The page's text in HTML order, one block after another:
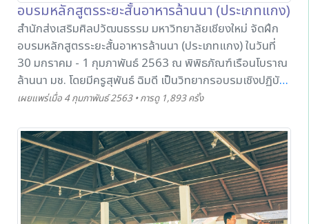
อบรมหลักสูตรระยะสั้นอาหารล้านนา (ประเภทแกง)
สำนักส่งเสริมศิลปวัฒนธรรม มหาวิทยาลัยเชียงใหม่ จัดฝึก
อบรมหลักสูตรระยะสั้นอาหารล้านนา (ประเภทแกง) ในวันที่
30 มกราคม - 1 กุมภาพันธ์ 2563 ณ พิพิธภัณฑ์เรือนโบราณ
ล้านนา มช. โดยมีครูสุพันธ์ ฉิมดี เป็นวิทยากรอบรมเชิงปฏิบัติ
การเกี่ยวกับวิธีทำอาหารและเทคนิคในการทำอาหารล้านนา
ใส่จิ๊นไก่ ให้แก่ผู้เข้าร่วมอบรม และนักท่องเที่ยวทั้งชาวไทยและ
ต่างชาติ เพื่อให้สามารถนำความรู้ไปใช้ประโยชน์หรือพัฒนา
ต่อยอดต่อไป
เผยแพร่เมื่อ 4 กุมภาพันธ์ 2563 • การดู 1,893 ครั้ง